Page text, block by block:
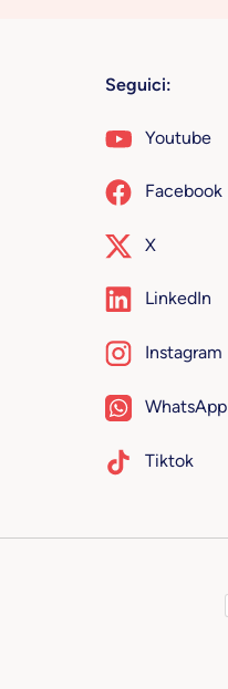
Seguici:
Youtube
Facebook
X
LinkedIn
Instagram
WhatsApp
Tiktok